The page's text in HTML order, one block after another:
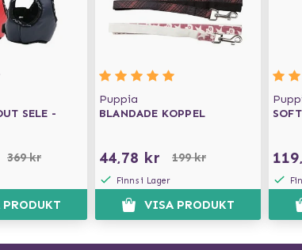
SELE -
369 kr
Puppia
BLANDADE KOPPEL
44,78 kr 199 kr
Finns i Lager
VISA PRODUKT